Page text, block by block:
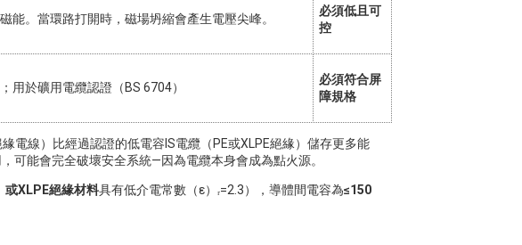
能。當環路打開時，磁場坍縮會產生電壓尖峰。
必須低且可
控
用於礦用電纜認證（BS 6704）
必須符合屏
障規格
電線）比經過認證的低電容IS電纜（PE或XLPE絕緣）儲存更多能
可能會完全破壞安全系統—因為電纜本身會成為點火源。
或XLPE絕緣材料具有低介電常數（ε） ᵣ=2.3），導體間電容為≤150